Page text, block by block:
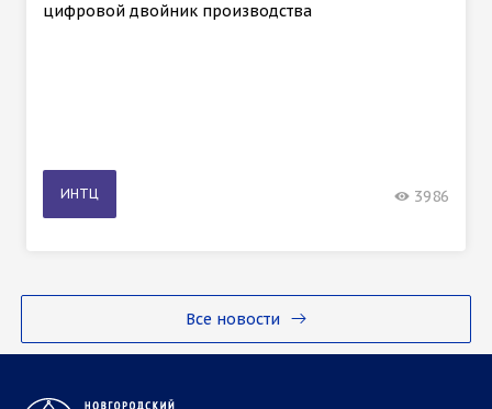
Все новости
цифровой двойник производства
ИНТЦ 3986